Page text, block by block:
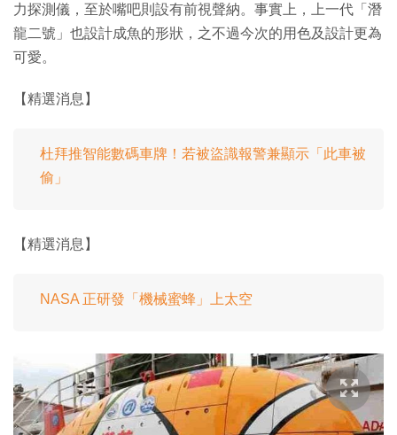
力探測儀，至於嘴吧則設有前視聲納。事實上，上一代「潛
龍二號」也設計成魚的形狀，之不過今次的用色及設計更為
可愛。
【精選消息】
杜拜推智能數碼車牌！若被盜識報警兼顯示「此車被
偷」
【精選消息】
NASA 正研發「機械蜜蜂」上太空